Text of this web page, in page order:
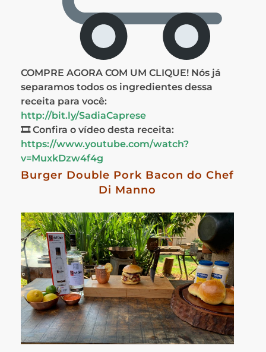
COMPRE AGORA COM UM CLIQUE! Nós já
separamos todos os ingredientes dessa
receita para você:
http://bit.ly/SadiaCaprese
🎞 Confira o vídeo desta receita:
https://www.youtube.com/watch?
v=MuxkDzw4f4g
Burger Double Pork Bacon do Chef
Di Manno